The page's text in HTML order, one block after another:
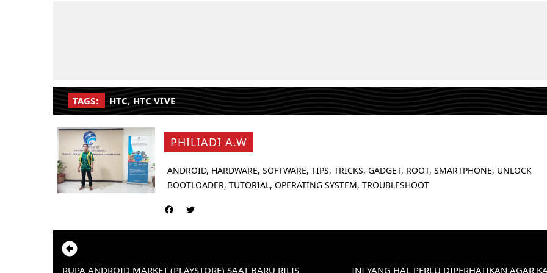
TAGS: HTC, HTC VIVE
PHILIADI A.W
ANDROID, HARDWARE, SOFTWARE, TIPS, TRICKS, GADGET, ROOT, SMARTPHONE, UNLOCK
BOOTLOADER, TUTORIAL, OPERATING SYSTEM, TROUBLESHOOT
INI YANG HAL PERLU DIPERHATIKAN AGAR
RUPA ANDROID MARKET (PLAYSTORE) SAAT BARU RILIS